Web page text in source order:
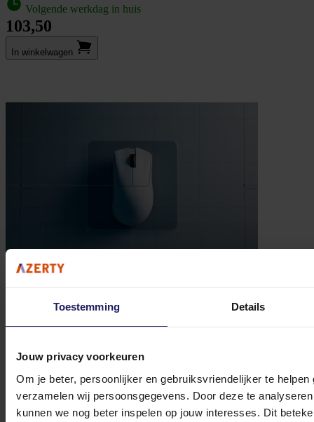
Toestemming Details
Jouw privacy voorkeuren
Om je beter, persoonlijker en gebruiksvriendelijker te
verzamelen wij persoonsgegevens. Door deze te
kunnen we nog beter inspelen op jouw interesses. Dit
Volgende werkdag in huis
103,50
In winkel­wagen
104,90
In winkel­wagen